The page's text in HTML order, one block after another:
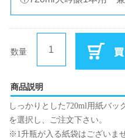
数量
商品説明
しっかりとした720ml用紙バ
を選択し、ご注文下さい。
※1升瓶が入る紙袋はございま